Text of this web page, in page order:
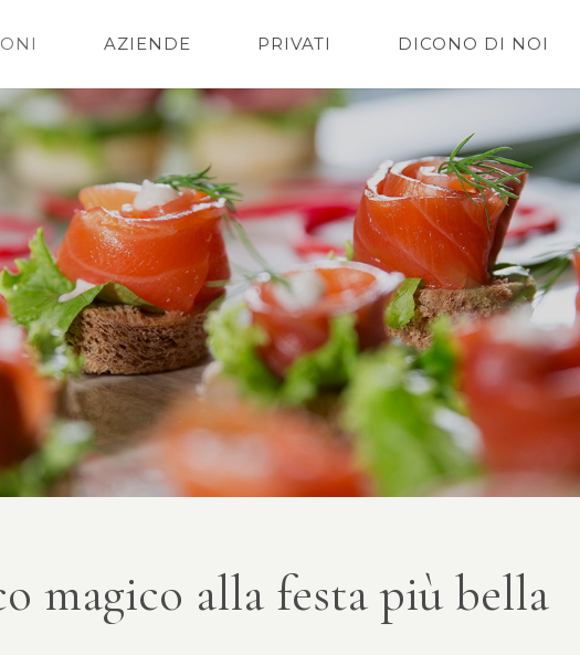
AZIENDE PRIVATI DICONO DI NOI
magico alla festa più bella